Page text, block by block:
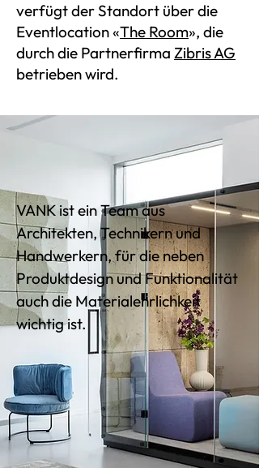
verfügt der Standort über die
Eventlocation «The Room», die
durch die Partnerfirma Zibris AG
betrieben wird.
VANK ist ein Team aus
Architekten, Technikern und
Handwerkern, für die neben
Produktdesign und Funktionalität
auch die Materialehrlichkeit
wichtig ist.